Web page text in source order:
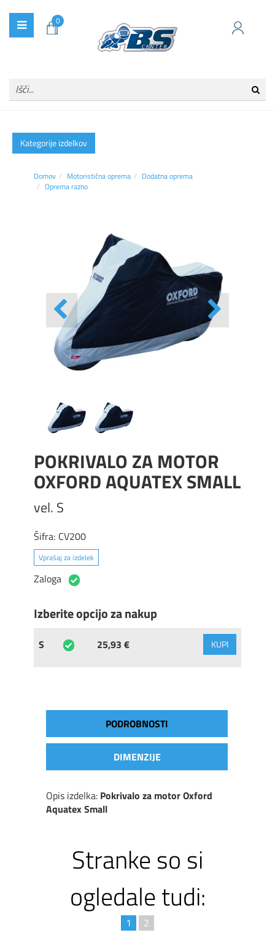
0
Kategorije izdelkov
Domov Motoristična oprema
Dodatna oprema
Oprema razno
POKRIVALO ZA MOTOR
OXFORD AQUATEX SMALL
vel. S
Šifra: CV200
Vprašaj za izdelek
Zaloga
Izberite opcijo za nakup
S 25,93 € KUPI
PODROBNOSTI
DIMENZIJE
Opis izdelka: Pokrivalo za motor Oxford
Aquatex Small
Stranke so si
ogledale tudi:
1 2